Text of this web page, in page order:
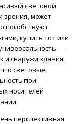
световой
зрения, может
купить тот или
—
и снаружи здания.
световые
при
носителей
перспективная